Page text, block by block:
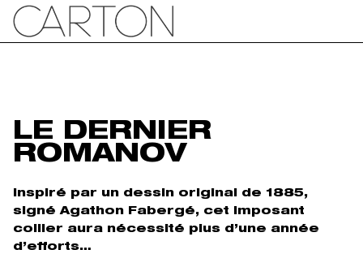
LE DERNIER
ROMANOV
Inspiré par un dessin original de 1885,
signé Agathon Fabergé, cet imposant
collier aura nécessité plus d’une année
d’efforts…